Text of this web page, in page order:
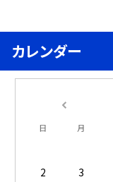
カレンダー
日 月
2
3